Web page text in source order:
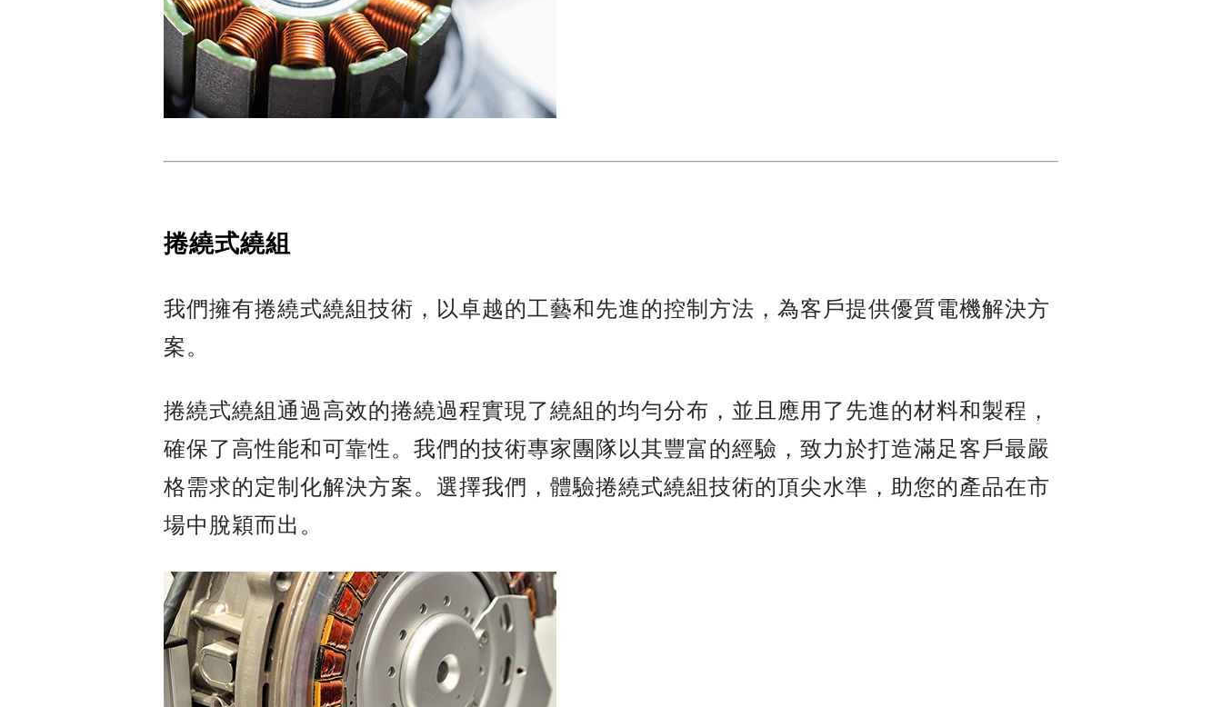
捲繞式繞組
我們擁有捲繞式繞組技術，以卓越的工藝和先進的控制方法，為客戶提供優質電機解決方
案。
捲繞式繞組通過高效的捲繞過程實現了繞組的均勻分布，並且應用了先進的材料和製程，
確保了高性能和可靠性。我們的技術專家團隊以其豐富的經驗，致力於打造滿足客戶最嚴
格需求的定制化解決方案。選擇我們，體驗捲繞式繞組技術的頂尖水準，助您的產品在市
場中脫穎而出。